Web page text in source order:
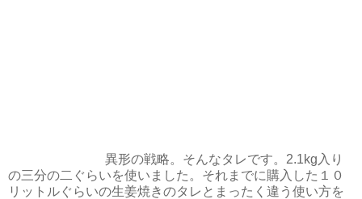
異形の戦略。そんなタレです。2.1kg入り
の三分の二ぐらいを使いました。それまでに購入した１０
リットルぐらいの生姜焼きのタレとまったく違う使い方を